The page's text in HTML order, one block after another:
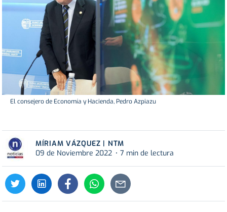
El consejero de Economía y Hacienda, Pedro Azpiazu
MÍRIAM VÁZQUEZ | NTM
09 de Noviembre 2022
7 min de lectura